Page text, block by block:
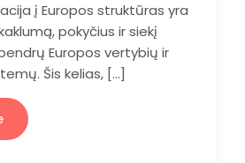
į Europos struktūras yra
pokyčius ir siekį
Europos vertybių ir
Šis kelias, […]